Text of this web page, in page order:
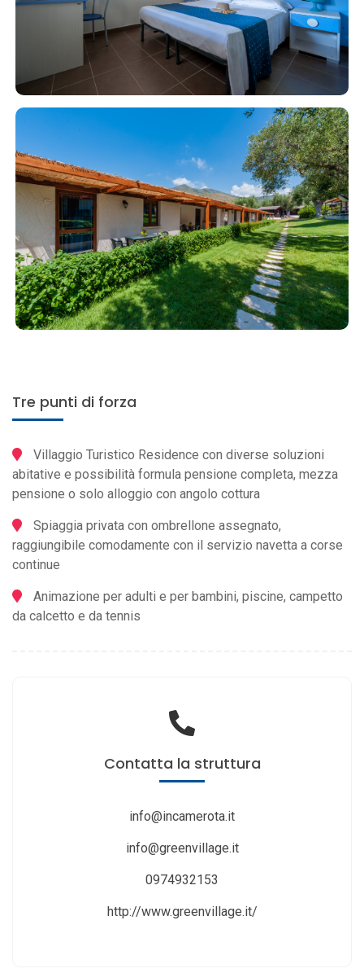
Tre punti di forza
Villaggio Turistico Residence con diverse soluzioni
abitative e possibilità formula pensione completa, mezza
pensione o solo alloggio con angolo cottura
Spiaggia privata con ombrellone assegnato,
raggiungibile comodamente con il servizio navetta a corse
continue
Animazione per adulti e per bambini, piscine, campetto
da calcetto e da tennis
Contatta la struttura
info@incamerota.it
info@greenvillage.it
0974932153
http://www.greenvillage.it/